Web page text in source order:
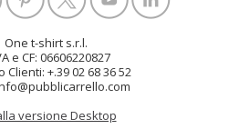
One t-shirt s.r.l.
e CF: 06606220827
Clienti: +.39 02 68 36 52
versione Desktop